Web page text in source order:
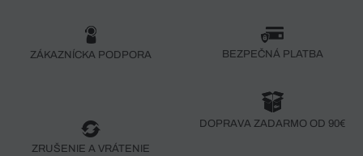
ZÁKAZNÍCKA PODPORA BEZPEČNÁ PLATBA
ZRUŠENIE A VRÁTENIE
DOPRAVA ZADARMO OD 90€